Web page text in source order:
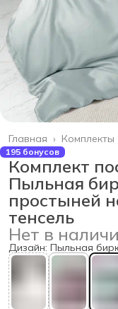
Комплекты
Главная ›
195 бонусов
Комплект
Пыльная
простыней
тенсель
Нет в
Дизайн: Пыльная